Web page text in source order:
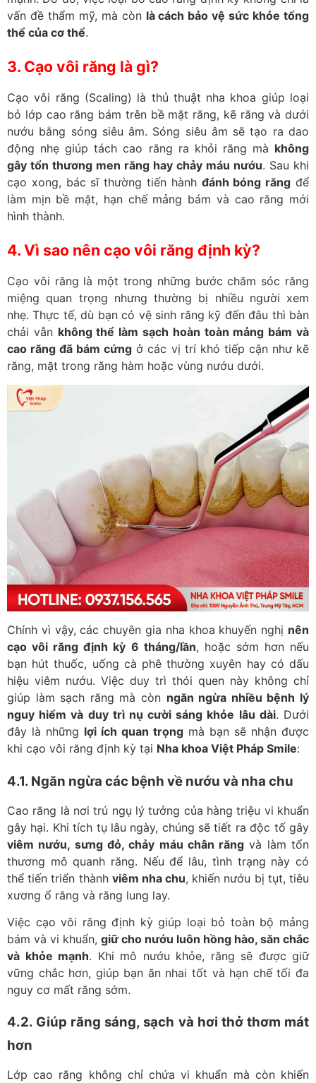
vấn đề thẩm mỹ, mà còn là cách bảo vệ sức khỏe tổng
thể của cơ thể.
3. Cạo vôi răng là gì?
Cạo vôi răng (Scaling) là thủ thuật nha khoa giúp loại
bỏ lớp cao răng bám trên bề mặt răng, kẽ răng và dưới
nướu bằng sóng siêu âm. Sóng siêu âm sẽ tạo ra dao
động nhẹ giúp tách cao răng ra khỏi răng mà không
gây tổn thương men răng hay chảy máu nướu. Sau khi
cạo xong, bác sĩ thường tiến hành đánh bóng răng để
làm mịn bề mặt, hạn chế mảng bám và cao răng mới
hình thành.
4. Vì sao nên cạo vôi răng định kỳ?
Cạo vôi răng là một trong những bước chăm sóc răng
miệng quan trọng nhưng thường bị nhiều người xem
nhẹ. Thực tế, dù bạn có vệ sinh răng kỹ đến đâu thì bàn
chải vẫn không thể làm sạch hoàn toàn mảng bám và
cao răng đã bám cứng ở các vị trí khó tiếp cận như kẽ
răng, mặt trong răng hàm hoặc vùng nướu dưới.
Chính vì vậy, các chuyên gia nha khoa khuyến nghị nên
cạo vôi răng định kỳ 6 tháng/lần, hoặc sớm hơn nếu
bạn hút thuốc, uống cà phê thường xuyên hay có dấu
hiệu viêm nướu. Việc duy trì thói quen này không chỉ
giúp làm sạch răng mà còn ngăn ngừa nhiều bệnh lý
nguy hiểm và duy trì nụ cười sáng khỏe lâu dài. Dưới
đây là những lợi ích quan trọng mà bạn sẽ nhận được
khi cạo vôi răng định kỳ tại Nha khoa Việt Pháp Smile:
4.1. Ngăn ngừa các bệnh về nướu và nha chu
Cao răng là nơi trú ngụ lý tưởng của hàng triệu vi khuẩn
gây hại. Khi tích tụ lâu ngày, chúng sẽ tiết ra độc tố gây
viêm nướu, sưng đỏ, chảy máu chân răng và làm tổn
thương mô quanh răng. Nếu để lâu, tình trạng này có
thể tiến triển thành viêm nha chu, khiến nướu bị tụt, tiêu
xương ổ răng và răng lung lay.
Việc cạo vôi răng định kỳ giúp loại bỏ toàn bộ mảng
bám và vi khuẩn, giữ cho nướu luôn hồng hào, săn chắc
và khỏe mạnh. Khi mô nướu khỏe, răng sẽ được giữ
vững chắc hơn, giúp bạn ăn nhai tốt và hạn chế tối đa
nguy cơ mất răng sớm.
4.2. Giúp răng sáng, sạch và hơi thở thơm mát
hơn
Lớp cao răng không chỉ chứa vi khuẩn mà còn khiến